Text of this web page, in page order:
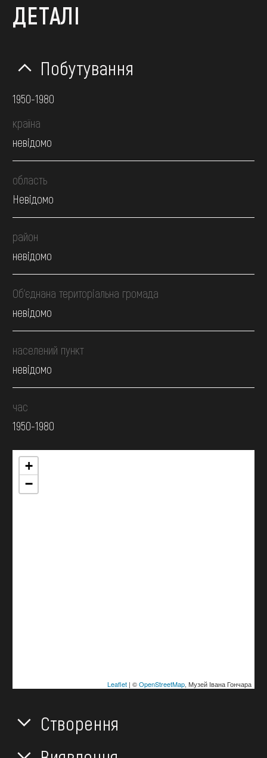
ДЕТАЛІ
Побутування
1950-1980
країна
невідомо
область
Невідомо
район
невідомо
Об’єднана територіальна громада
невідомо
населений пункт
невідомо
час
1950-1980
+
−
Leaflet| ©OpenStreetMap, Музей Івана Гончара
Створення